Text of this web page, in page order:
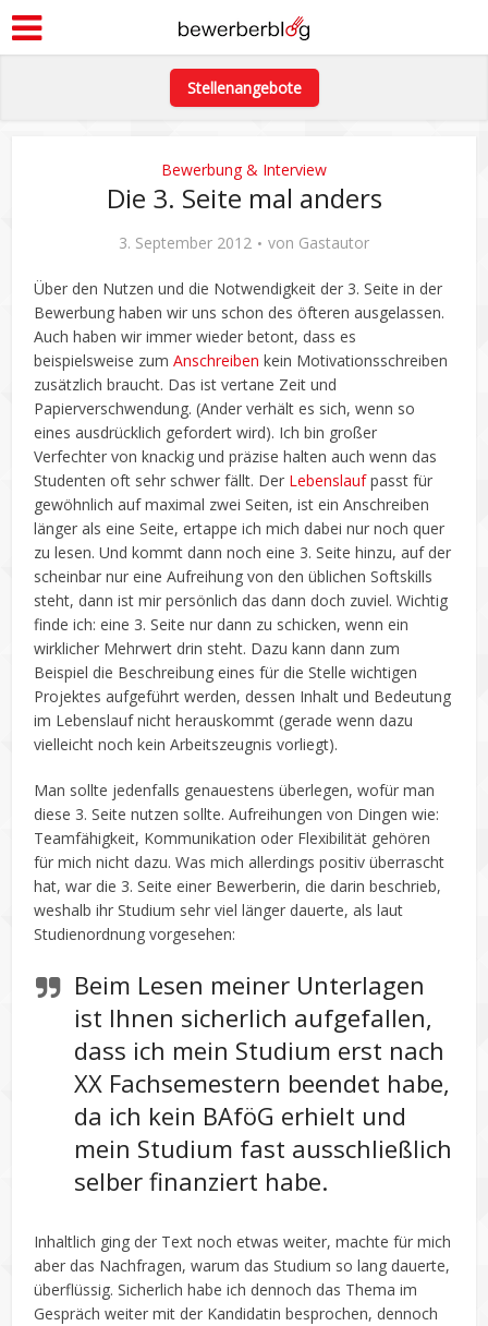
Stellenangebote
Bewerbung & Interview
Die 3. Seite mal anders
3. September 2012 von Gastautor
Über den Nutzen und die Notwendigkeit der 3. Seite in der
Bewerbung haben wir uns schon des öfteren ausgelassen.
Auch haben wir immer wieder betont, dass es
beispielsweise zumAnschreiben kein Motivationsschreiben
zusätzlich braucht. Das ist vertane Zeit und
Papierverschwendung. (Ander verhält es sich, wenn so
eines ausdrücklich gefordert wird). Ich bin großer
Verfechter von knackig und präzise halten auch wenn das
Studenten oft sehr schwer fällt. Der Lebenslaufpasst für
gewöhnlich auf maximal zwei Seiten, ist ein Anschreiben
länger als eine Seite, ertappe ich mich dabei nur noch quer
zu lesen. Und kommt dann noch eine 3. Seite hinzu, auf der
scheinbar nur eine Aufreihung von den üblichen Softskills
steht, dann ist mir persönlich das dann doch zuviel.Wichtig
finde ich: eine 3. Seite nur dann zu schicken, wenn ein
wirklicher Mehrwert drin steht. Dazu kann dann zum
Beispiel die Beschreibung eines für die Stelle wichtigen
Projektes aufgeführt werden, dessen Inhalt und Bedeutung
im Lebenslauf nicht herauskommt (gerade wenn dazu
vielleicht noch kein Arbeitszeugnis vorliegt).
Man sollte jedenfalls genauestens überlegen, wofür man
diese 3. Seite nutzen sollte. Aufreihungen von Dingen wie:
Teamfähigkeit, Kommunikation oder Flexibilität gehören
für mich nicht dazu. Was mich allerdings positiv überrascht
hat, war die 3. Seite einer Bewerberin, die darin beschrieb,
weshalb ihr Studium sehr viel länger dauerte, als laut
Studienordnung vorgesehen:
Beim Lesen meiner Unterlagen
ist Ihnen sicherlich aufgefallen,
dass ich mein Studium erst nach
XX Fachsemestern beendet habe,
da ich kein BAföG erhielt und
mein Studium fast ausschließlich
selber finanziert habe.
Inhaltlich ging der Text noch etwas weiter, machte für mich
aber das Nachfragen, warum das Studium so lang dauerte,
überflüssig. Sicherlich habe ich dennoch das Thema im
Gespräch weiter mit der Kandidatin besprochen, dennoch